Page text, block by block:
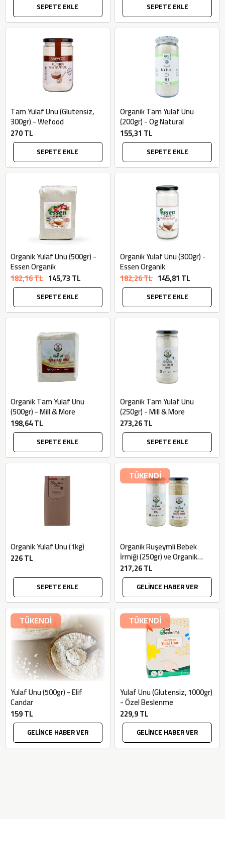
SEPETE EKLE SEPETE EKLE
Tam Yulaf Unu (Glutensiz,
300gr) - Wefood
270 TL
SEPETE EKLE
Organik Tam Yulaf Unu
(200gr) - Og Natural
155,31 TL
SEPETE EKLE
Organik Yulaf Unu (500gr) -
Essen Organik
182,16 TL 145,73 TL
SEPETE EKLE
Organik Yulaf Unu (300gr) -
Essen Organik
182,26 TL 145,81 TL
SEPETE EKLE
Organik Tam Yulaf Unu
(500gr) - Mill & More
198,64 TL
SEPETE EKLE
Organik Tam Yulaf Unu
(250gr) - Mill & More
273,26 TL
SEPETE EKLE
Organik Yulaf Unu (1kg)
226 TL
SEPETE EKLE
TÜKENDİ
Organik Ruşeymli Bebek
İrmiği (250gr) ve Organik
Tam Yulaf Unu (250gr) Seti -
Mill & More
217,26 TL
GELİNCE HABER VER
TÜKENDİ
Yulaf Unu (500gr) - Elif
Candar
159 TL
GELİNCE HABER VER
TÜKENDİ
Yulaf Unu (Glutensiz, 1000gr)
- Özel Beslenme
229,9 TL
GELİNCE HABER VER
BU HAFTANIN PLANLI İNDİRİMİ
2071,30 TL
Kaan Olgun Hasat
Naturel Sızma
Zeytinyağı (5lt, Soğuk
Sıkım) - Bilgem
Zeytincilik